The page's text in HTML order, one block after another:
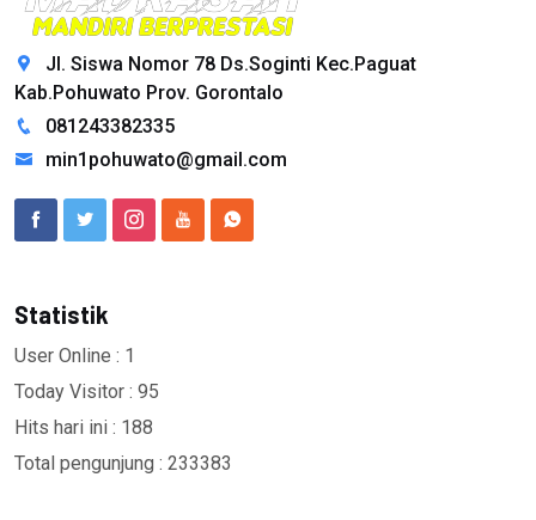
Jl. Siswa Nomor 78 Ds.Soginti Kec.Paguat
Kab.Pohuwato Prov. Gorontalo
081243382335
min1pohuwato@gmail.com
Statistik
User Online : 1
Today Visitor : 95
Hits hari ini : 188
Total pengunjung : 233383